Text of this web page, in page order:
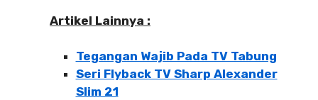
Artikel Lainnya :
Tegangan Wajib Pada TV Tabung
Seri Flyback TV Sharp Alexander
Slim 21